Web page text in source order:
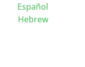
Español
Hebrew